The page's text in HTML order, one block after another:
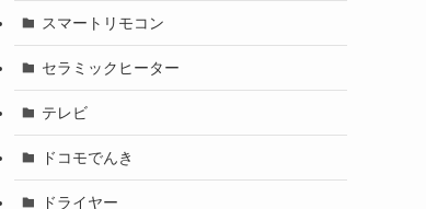
スマートリモコン
セラミックヒーター
テレビ
ドコモでんき
ドライヤー